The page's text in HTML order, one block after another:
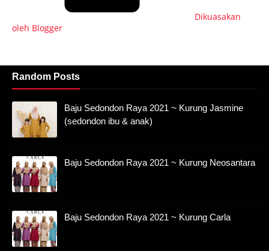
Dikuasakan
oleh Blogger
Random Posts
Baju Sedondon Raya 2021 ~ Kurung Jasmine
(sedondon ibu & anak)
Baju Sedondon Raya 2021 ~ Kurung Neosantara
Baju Sedondon Raya 2021 ~ Kurung Carla